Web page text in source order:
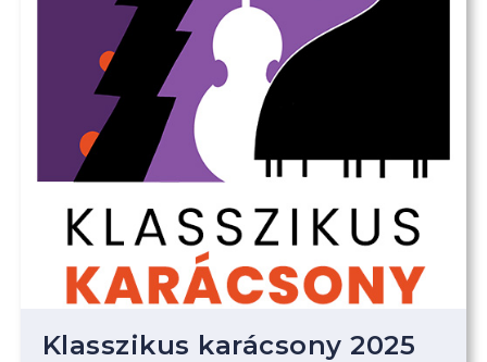
Klasszikus karácsony 2025